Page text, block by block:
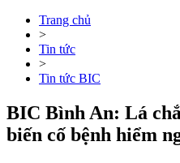
Trang chủ
>
Tin tức
>
Tin tức BIC
BIC Bình An: Lá
biến cố bệnh hiểm